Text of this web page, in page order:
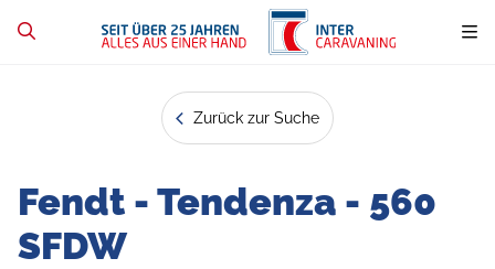
Zurück zur Suche
Fendt - Tendenza - 560
SFDW